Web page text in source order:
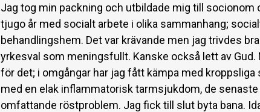
Jag tog min packning och utbildade mig till socionom
tjugo år med socialt arbete i olika sammanhang;
behandlingshem. Det var krävande men jag trivdes
yrkesval som meningsfullt. Kanske också lett av Gud.
för det; i omgångar har jag fått kämpa med kroppsliga
med en elak inflammatorisk tarmsjukdom, de
omfattande röstproblem. Jag fick till slut byta bana.